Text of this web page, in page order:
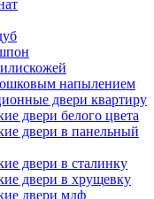
напылением
двери квартиру
двери белого цвета
двери в панельный
двери в сталинку
двери в хрущевку
двери мдф